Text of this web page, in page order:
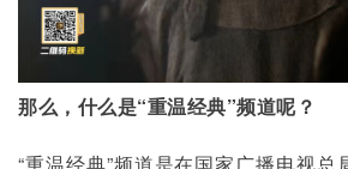
那么，什么是“重温经典”频道呢？
“重温经典”频道是在国家广播电视